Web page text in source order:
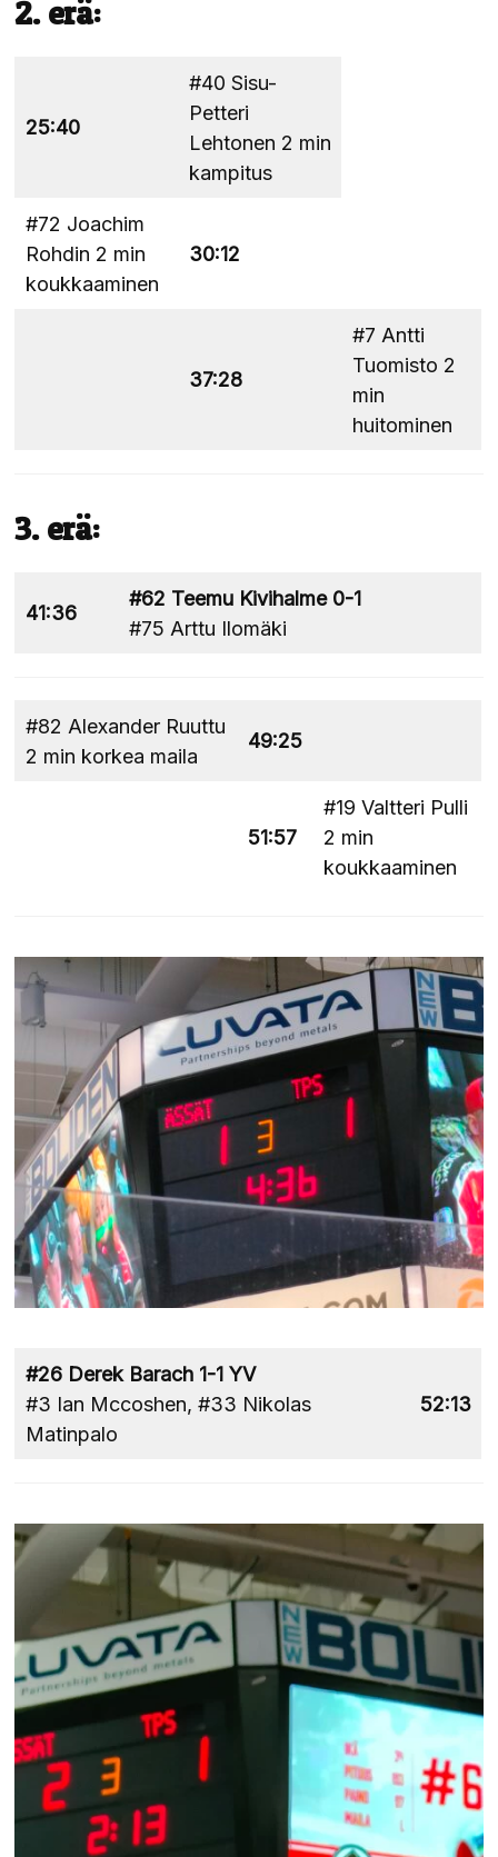
2. erä:
25:40
#40 Sisu-
Petteri
Lehtonen 2 min
kampitus
#72 Joachim
Rohdin 2 min
koukkaaminen
30:12
37:28
#7 Antti
Tuomisto 2
min
huitominen
3. erä:
41:36
#62 Teemu Kivihalme 0-1
#75 Arttu Ilomäki
#82 Alexander Ruuttu
2 min korkea maila
49:25
51:57
#19 Valtteri Pulli
2 min
koukkaaminen
#26 Derek Barach 1-1 YV
#3 Ian Mccoshen, #33 Nikolas
Matinpalo
52:13